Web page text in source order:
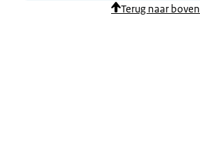
Terug naar boven